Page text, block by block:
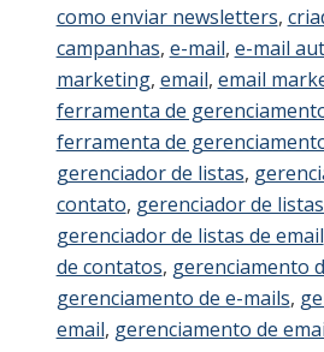
como enviar newsletters,
campanhas, e-mail, e-mail
marketing, email, email
ferramenta de
ferramenta de
gerenciador de listas,
contato, gerenciador de
gerenciador de listas de email
de contatos, gerenciamento
gerenciamento de e-mails,
email, gerenciamento de